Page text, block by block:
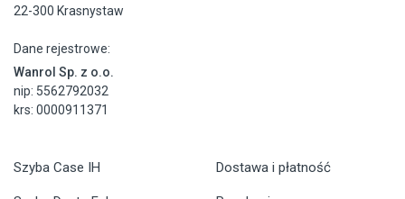
22-300 Krasnystaw
Dane rejestrowe:
Wanrol Sp. z o.o.
nip: 5562792032
krs: 0000911371
Szyba Case IH Dostawa i płatność